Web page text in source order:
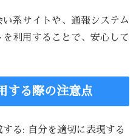
系サイトや、通報システム
利用することで、安心して
する際の注意点
る: 自分を適切に表現する